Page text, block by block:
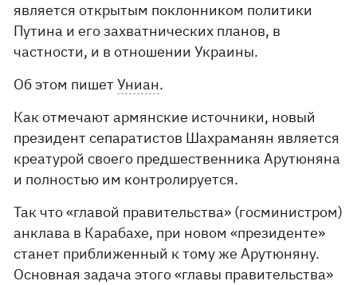
является открытым поклонником политики
Путина и его захватнических планов, в
частности, и в отношении Украины.
Об этом пишетУниан.
Как отмечают армянские источники, новый
президент сепаратистов Шахраманян является
креатурой своего предшественника Арутюняна
и полностью им контролируется.
Так что «главой правительства» (госминистром)
анклава в Карабахе, при новом «президенте»
станет приближенный к тому же Арутюняну.
Основная задача этого «главы правительства»